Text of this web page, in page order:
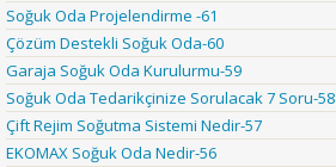
Soğuk Oda Projelendirme -61
Çözüm Destekli Soğuk Oda-60
Garaja Soğuk Oda Kurulurmu-59
Soğuk Oda Tedarikçinize Sorulacak 7 Soru-58
Çift Rejim Soğutma Sistemi Nedir-57
EKOMAX Soğuk Oda Nedir-56